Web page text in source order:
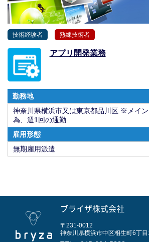
技術経験者 熟練技術者
アプリ開発業務
勤務地
神奈川県横浜市又は東京都品川区 ※メイ
為、週1回の通勤
雇用形態
無期雇用派遣
ブライザ株式会社
〒231-0012
神奈川県横浜市中区相生町6丁